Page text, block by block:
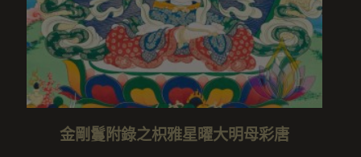
金剛鬘附錄之枳雅星曜大明母彩唐